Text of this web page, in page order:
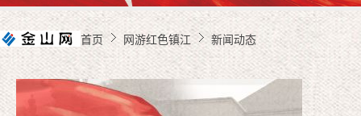
首页 网游红色镇江 新闻动态